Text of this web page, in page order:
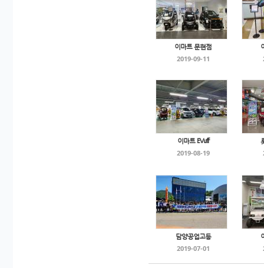
이마트 문현점
2019-09-11
이마트 EVuff
2019-08-19
담양공업고등
2019-07-01